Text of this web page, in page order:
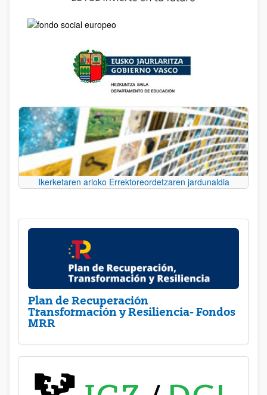
Ikerketaren arloko Errektoreordetzaren jardunaldia
Plan de Recuperación
Transformación y Resiliencia- Fondos
MRR